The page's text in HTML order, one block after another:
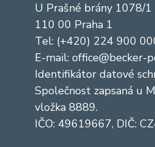
U Prašné brány 1078/1
110 00 Praha 1
Tel: (+420) 224 900
E-mail:office@becker-
Identifikátor datové
Společnost zapsaná u
vložka 8889.
IČO: 49619667, DIČ: